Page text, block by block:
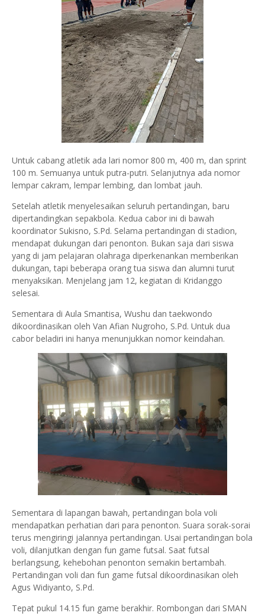
Untuk cabang atletik ada lari nomor 800 m, 400 m, dan sprint
100 m. Semuanya untuk putra-putri. Selanjutnya ada nomor
lempar cakram, lempar lembing, dan lombat jauh.
Setelah atletik menyelesaikan seluruh pertandingan, baru
dipertandingkan sepakbola. Kedua cabor ini di bawah
koordinator Sukisno, S.Pd. Selama pertandingan di stadion,
mendapat dukungan dari penonton. Bukan saja dari siswa
yang di jam pelajaran olahraga diperkenankan memberikan
dukungan, tapi beberapa orang tua siswa dan alumni turut
menyaksikan. Menjelang jam 12, kegiatan di Kridanggo
selesai.
Sementara di Aula Smantisa, Wushu dan taekwondo
dikoordinasikan oleh Van Afian Nugroho, S.Pd. Untuk dua
cabor beladiri ini hanya menunjukkan nomor keindahan.
Sementara di lapangan bawah, pertandingan bola voli
mendapatkan perhatian dari para penonton. Suara sorak-sorai
terus mengiringi jalannya pertandingan. Usai pertandingan bola
voli, dilanjutkan dengan fun game futsal. Saat futsal
berlangsung, kehebohan penonton semakin bertambah.
Pertandingan voli dan fun game futsal dikoordinasikan oleh
Agus Widiyanto, S.Pd.
Tepat pukul 14.15 fun game berakhir. Rombongan dari SMAN